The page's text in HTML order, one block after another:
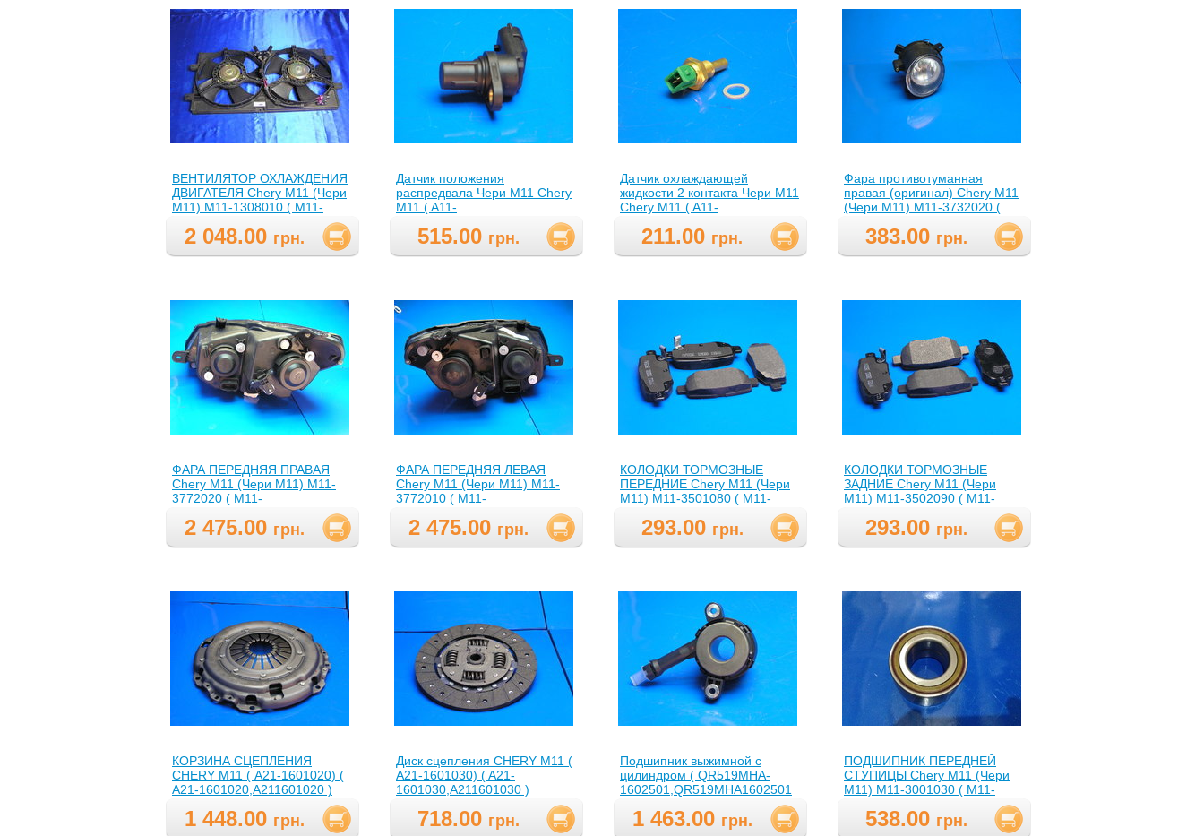
ВЕНТИЛЯТОР ОХЛАЖДЕНИЯ
ДВИГАТЕЛЯ Chery M11 (Чери
М11) M11-1308010 ( M11-
2 048.00 грн.
Датчик положения
распредвала Чери М11 Chery
M11 ( A11-
515.00 грн.
Датчик охлаждающей
жидкости 2 контакта Чери М11
Chery M11 ( A11-
211.00 грн.
Фара противотуманная
правая (оригинал) Chery M11
(Чери М11) M11-3732020 (
M11-3732020,M113732020 )
383.00 грн.
ФАРА ПЕРЕДНЯЯ ПРАВАЯ
Chery M11 (Чери М11) M11-
3772020 ( M11-
2 475.00 грн.
ФАРА ПЕРЕДНЯЯ ЛЕВАЯ
Chery M11 (Чери М11) M11-
3772010 ( M11-
2 475.00 грн.
КОЛОДКИ ТОРМОЗНЫЕ
ПЕРЕДНИЕ Chery M11 (Чери
М11) M11-3501080 ( M11-
293.00 грн.
КОЛОДКИ ТОРМОЗНЫЕ
ЗАДНИЕ Chery M11 (Чери
М11) M11-3502090 ( M11-
293.00 грн.
КОРЗИНА СЦЕПЛЕНИЯ
CHERY M11 ( А21-1601020) (
A21-1601020,A211601020 )
1 448.00 грн.
Диск сцепления CHERY M11 (
А21-1601030) ( A21-
1601030,A211601030 )
718.00 грн.
Подшипник выжимной с
цилиндром ( QR519MHA-
1602501,QR519MHA1602501
1 463.00 грн.
ПОДШИПНИК ПЕРЕДНЕЙ
СТУПИЦЫ Chery M11 (Чери
М11) M11-3001030 ( M11-
538.00 грн.